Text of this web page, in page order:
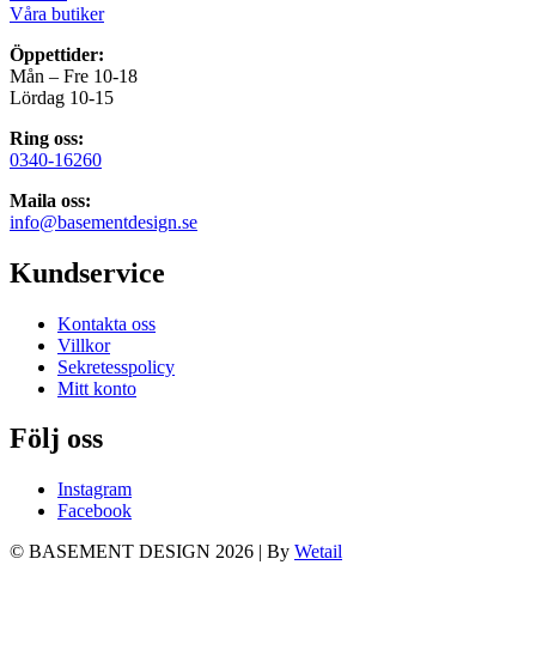
Våra butiker
Öppettider:
Mån – Fre 10-18
Lördag 10-15
Ring oss:
0340-16260
Maila oss:
info@basementdesign.se
Kundservice
Kontakta oss
Villkor
Sekretesspolicy
Mitt konto
Följ oss
Instagram
Facebook
© BASEMENT DESIGN 2026 | By Wetail